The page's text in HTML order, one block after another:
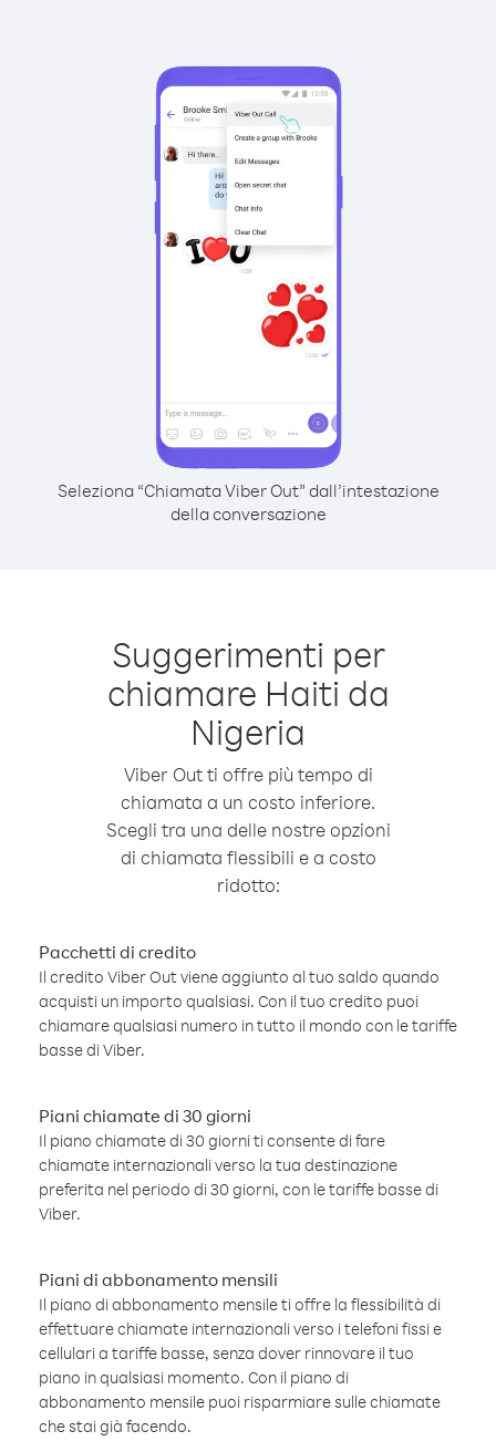
Seleziona “Chiamata Viber Out” dall’intestazione
della conversazione
Suggerimenti per
chiamare Haiti da
Nigeria
Viber Out ti offre più tempo di
chiamata a un costo inferiore.
Scegli tra una delle nostre opzioni
di chiamata flessibili e a costo
ridotto:
Pacchetti di credito
Il credito Viber Out viene aggiunto al tuo saldo quando
acquisti un importo qualsiasi. Con il tuo credito puoi
chiamare qualsiasi numero in tutto il mondo con le tariffe
basse di Viber.
Piani chiamate di 30 giorni
Il piano chiamate di 30 giorni ti consente di fare
chiamate internazionali verso la tua destinazione
preferita nel periodo di 30 giorni, con le tariffe basse di
Viber.
Piani di abbonamento mensili
Il piano di abbonamento mensile ti offre la flessibilità di
effettuare chiamate internazionali verso i telefoni fissi e
cellulari a tariffe basse, senza dover rinnovare il tuo
piano in qualsiasi momento. Con il piano di
abbonamento mensile puoi risparmiare sulle chiamate
che stai già facendo.